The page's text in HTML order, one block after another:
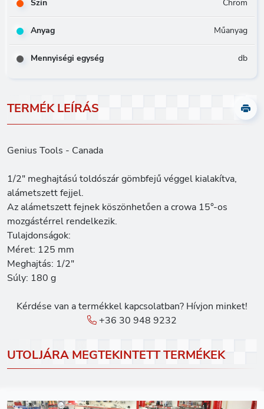
TERMÉK LEÍRÁS
Genius Tools - Canada
1/2" meghajtású toldószár gömbfejű véggel kialakítva,
alámetszett fejjel.
Az alámetszett fejnek köszönhetően a crowa 15°-os
mozgástérrel rendelkezik.
Tulajdonságok:
Méret: 125 mm
Meghajtás: 1/2"
Súly: 180 g
Kérdése van a termékkel kapcsolatban? Hívjon minket!
+36 30 948 9232
Szín Chrom
Anyag Műanyag
Mennyiségi egység db
UTOLJÁRA MEGTEKINTETT TERMÉKEK